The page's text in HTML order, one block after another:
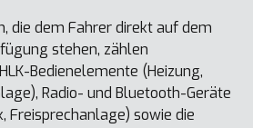
die dem Fahrer direkt auf dem
stehen, zählen
Bedienelemente (Heizung,
Radio- und Bluetooth-Geräte
Freisprechanlage) sowie die